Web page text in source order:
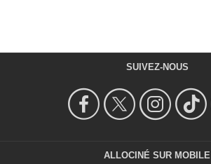
SUIVEZ-NOUS
ALLOCINÉ SUR MOBILE